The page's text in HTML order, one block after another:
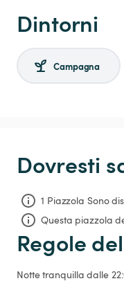
Dintorni
Campagna
Dovresti
1 Piazzola Sono
Questa piazzola
Regole
Notte tranquilla dalle